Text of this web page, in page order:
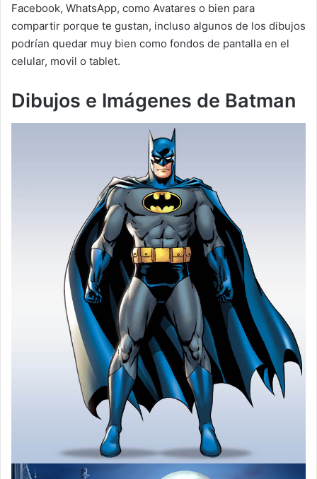
Facebook, WhatsApp, como Avatares o bien para
compartir porque te gustan, incluso algunos de los dibujos
podrían quedar muy bien como fondos de pantalla en el
celular, movil o tablet.
Dibujos e Imágenes de Batman